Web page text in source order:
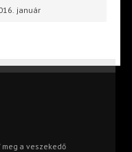
január
meg a veszekedő